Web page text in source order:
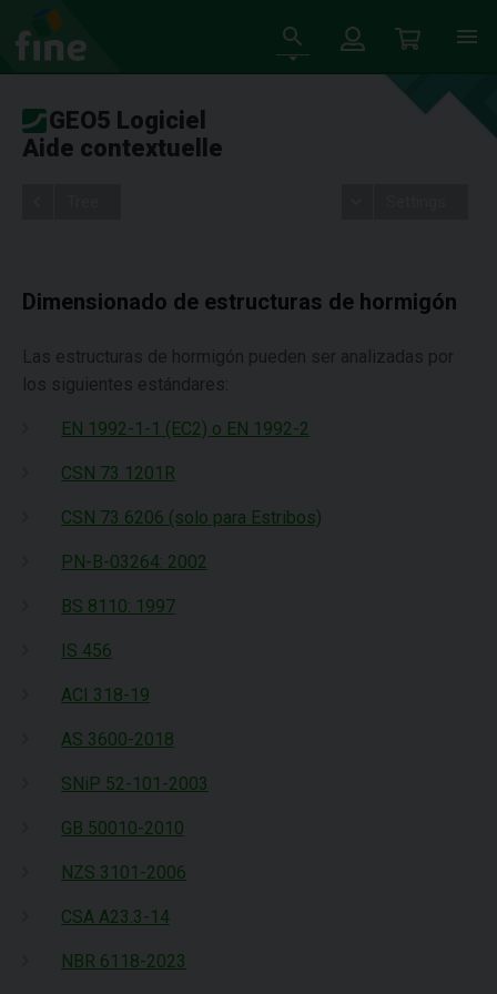
GEO5 Logiciel
Aide contextuelle
Dimensionado de estructuras de hormigón
Las estructuras de hormigón pueden ser analizadas por
los siguientes estándares:
EN 1992-1-1 (EC2) o EN 1992-2
CSN 73 1201R
CSN 73 6206 (solo para Estribos)
PN-B-03264: 2002
BS 8110: 1997
IS 456
ACI 318-19
AS 3600-2018
SNiP 52-101-2003
GB 50010-2010
NZS 3101-2006
CSA A23.3-14
NBR 6118-2023